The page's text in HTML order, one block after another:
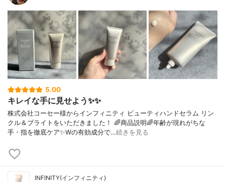
5.00
キレイな手に見せよう✨✨
株式会社コーセー様からインフィニティ ビューティハンドセラム リン
クル＆ブライトをいただきました！ 🌈商品説明🌈年齢が現れがちな
手・指を徹底ケア✨Wの有効成分で…続きを見る
INFINITY(インフィニティ)